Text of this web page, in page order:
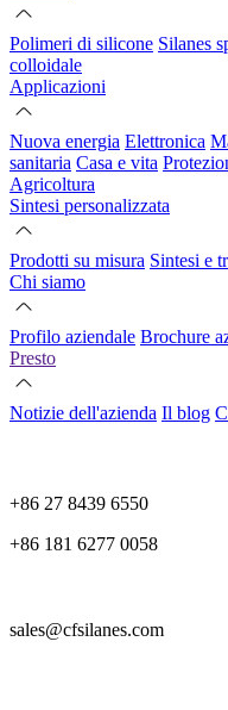
Polimeri di silicone Silanes
colloidale
Applicazioni
Nuova energia Elettronica
sanitaria Casa e vita
Agricoltura
Sintesi personalizzata
Prodotti su misura Sintesi e
Chi siamo
Profilo aziendale Brochure
Presto
Notizie dell'azienda Il blog
+86 27 8439 6550
+86 181 6277 0058
sales@cfsilanes.com